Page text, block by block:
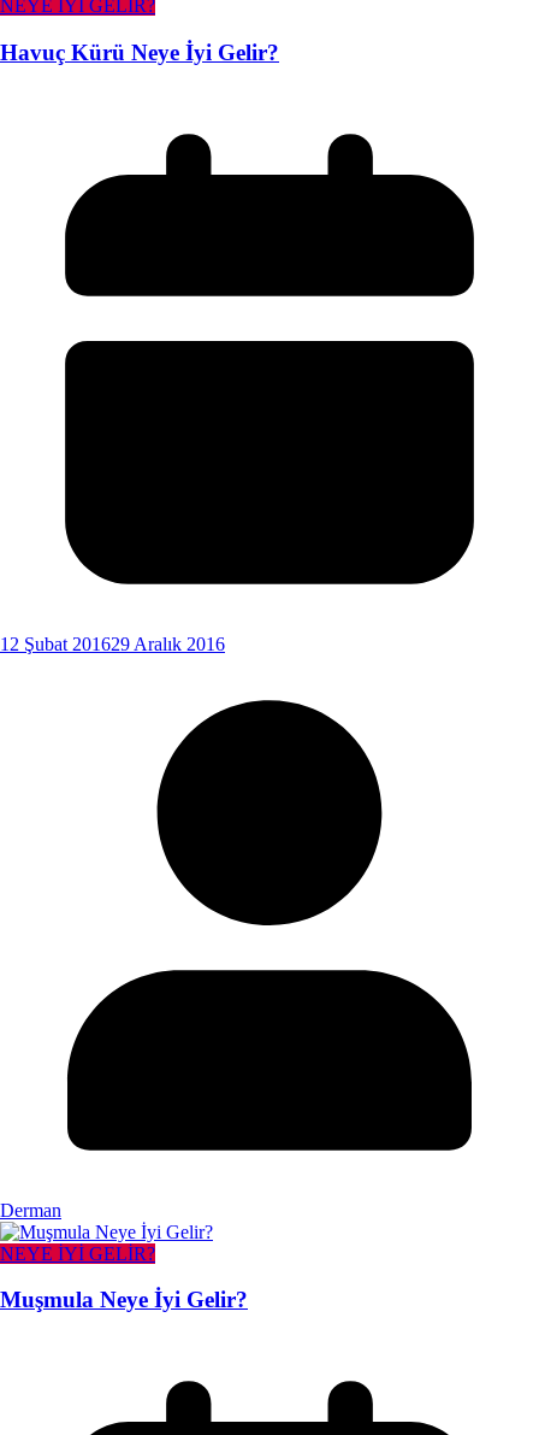
NEYE İYİ GELİR?
Havuç Kürü Neye İyi Gelir?
12 Şubat 201629 Aralık 2016
Derman
NEYE İYİ GELİR?
Muşmula Neye İyi Gelir?